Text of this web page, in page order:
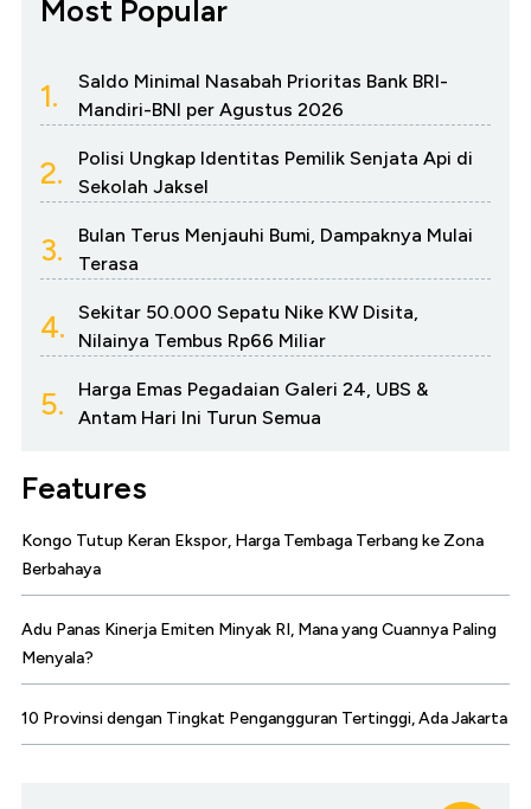
Most Popular
1.
Saldo Minimal Nasabah Prioritas Bank BRI-
Mandiri-BNI per Agustus 2026
2.
Polisi Ungkap Identitas Pemilik Senjata Api di
Sekolah Jaksel
3.
Bulan Terus Menjauhi Bumi, Dampaknya Mulai
Terasa
4.
Sekitar 50.000 Sepatu Nike KW Disita,
Nilainya Tembus Rp66 Miliar
5.
Harga Emas Pegadaian Galeri 24, UBS &
Antam Hari Ini Turun Semua
Features
Kongo Tutup Keran Ekspor, Harga Tembaga Terbang ke Zona
Berbahaya
Adu Panas Kinerja Emiten Minyak RI, Mana yang Cuannya Paling
Menyala?
10 Provinsi dengan Tingkat Pengangguran Tertinggi, Ada Jakarta